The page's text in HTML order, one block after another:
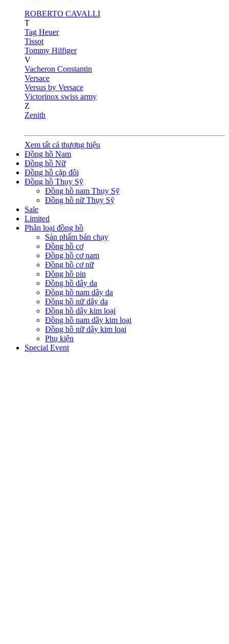
ROBERTO CAVALLI
T
Tag Heuer
Tissot
Tommy Hilfiger
V
Vacheron Constantin
Versace
Versus by Versace
Victorinox swiss army
Z
Zenith
Xem tất cả thương hiệu
Đồng hồ Nam
Đồng hồ Nữ
Đồng hồ cặp đôi
Đồng hồ Thụy Sỹ
Đồng hồ nam Thụy Sỹ
Đồng hồ nữ Thụy Sỹ
Sale
Limited
Phân loại đồng hồ
Sản phẩm bán chạy
Đồng hồ cơ
Đồng hồ cơ nam
Đồng hồ cơ nữ
Đồng hồ pin
Đồng hồ dây da
Đồng hồ nam dây da
Đồng hồ nữ dây da
Đồng hồ dây kim loại
Đồng hồ nam dây kim loại
Đồng hồ nữ dây kim loại
Phụ kiện
Special Event